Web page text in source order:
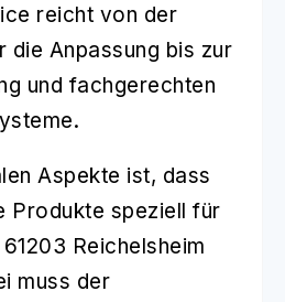
reicht von der
die Anpassung bis zur
und fachgerechten
Aspekte ist, dass
Produkte speziell für
61203 Reichelsheim
muss der